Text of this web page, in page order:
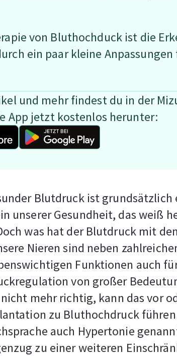
von Bluthochduck ist die
ein paar kleine
und mehr findest du in der
App jetzt kostenlos herunter:
Blutdruck ist
unserer Gesundheit, das weiß
was hat der Blutdruck mit
Nieren sind neben
Funktionen auch
von großer
mehr richtig, kann das vor
zu Bluthochdruck
auch Hypertonie
zu einer weiteren